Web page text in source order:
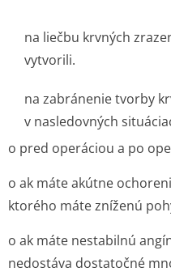
na liečbu krvných
vytvorili.
na zabránenie tvorby
v nasledovných
o pred operáciou a po
o ak máte akútne
ktorého máte zníženú
o ak máte nestabilnú
nedostáva dostatočné